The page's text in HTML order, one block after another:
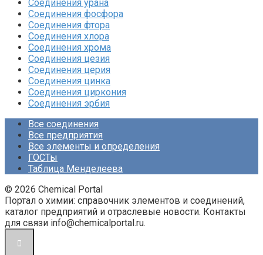
Соединения урана‎
Соединения фосфора‎
Соединения фтора‎
Соединения хлора‎
Соединения хрома‎
Соединения цезия‎
Соединения церия‎
Соединения цинка‎
Соединения циркония‎
Соединения эрбия
Все соединения
Все предприятия
Все элементы и определения
ГОСТы
Таблица Менделеева
© 2026 Chemical Portal
Портал о химии: справочник элементов и соединений,
каталог предприятий и отраслевые новости. Контакты
для связи info@chemicalportal.ru.